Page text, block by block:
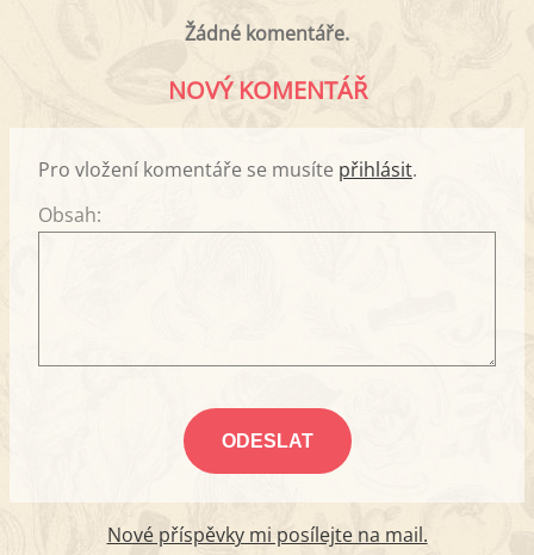
Žádné komentáře.
NOVÝ KOMENTÁŘ
Pro vložení komentáře se musíte přihlásit.
Obsah:
Nové příspěvky mi posílejte na mail.